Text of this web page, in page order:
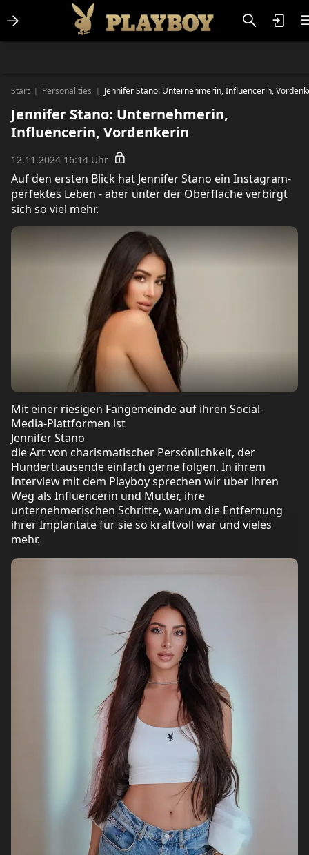
Start | Personalities | Jennifer Stano: Unternehmerin, Influencerin,
Jennifer Stano: Unternehmerin,
Influencerin, Vordenkerin
12.11.2024 16:14 Uhr
Auf den ersten Blick hat Jennifer Stano ein Instagram-
perfektes Leben - aber unter der Oberfläche verbirgt
sich so viel mehr.
Mit einer riesigen Fangemeinde auf ihren Social-
Media-Plattformen ist
Jennifer Stano
die Art von charismatischer Persönlichkeit, der
Hunderttausende einfach gerne folgen. In ihrem
Interview mit dem Playboy sprechen wir über ihren
Weg als Influencerin und Mutter, ihre
unternehmerischen Schritte, warum die Entfernung
ihrer Implantate für sie so kraftvoll war und vieles
mehr.